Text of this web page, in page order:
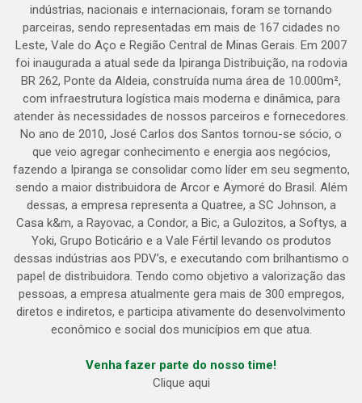
indústrias, nacionais e internacionais, foram se tornando
parceiras, sendo representadas em mais de 167 cidades no
Leste, Vale do Aço e Região Central de Minas Gerais. Em 2007
foi inaugurada a atual sede da Ipiranga Distribuição, na rodovia
BR 262, Ponte da Aldeia, construída numa área de 10.000m²,
com infraestrutura logística mais moderna e dinâmica, para
atender às necessidades de nossos parceiros e fornecedores.
No ano de 2010, José Carlos dos Santos tornou-se sócio, o
que veio agregar conhecimento e energia aos negócios,
fazendo a Ipiranga se consolidar como líder em seu segmento,
sendo a maior distribuidora de Arcor e Aymoré do Brasil. Além
dessas, a empresa representa a Quatree, a SC Johnson, a
Casa k&m, a Rayovac, a Condor, a Bic, a Gulozitos, a Softys, a
Yoki, Grupo Boticário e a Vale Fértil levando os produtos
dessas indústrias aos PDV’s, e executando com brilhantismo o
papel de distribuidora. Tendo como objetivo a valorização das
pessoas, a empresa atualmente gera mais de 300 empregos,
diretos e indiretos, e participa ativamente do desenvolvimento
econômico e social dos municípios em que atua.
Venha fazer parte do nosso time!
Clique aqui